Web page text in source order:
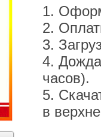
1.
2.
3.
4.
часов).
5.
в